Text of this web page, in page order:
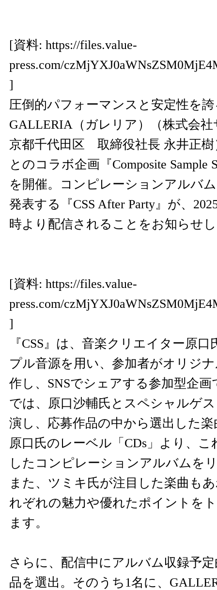
[資料: https://files.value-
press.com/
]
圧倒的パフォーマンスと安定性を
GALLERIA（ガレリア）（株式会
京都千代田区 取締役社長 永井正樹
とのコラボ企画『Composite Sample
を開催。コンピレーションアルバ
発表する『CSS After Party』が、
時より配信されることをお知らせ
[資料: https://files.value-
press.com/
]
『CSS』は、音楽クリエイター原
プル音源を用い、参加者がオリジ
作し、SNSでシェアする参加型企
では、原口沙輔氏とスペシャルゲ
演し、応募作品の中から選出した
原口氏のレーベル「CDs」より、
したコンピレーションアルバムを
また、ツミキ氏が注目した楽曲も
れぞれの魅力や優れたポイントを
ます。
さらに、配信中にアルバム収録予
品を選出。そのうち1名に、